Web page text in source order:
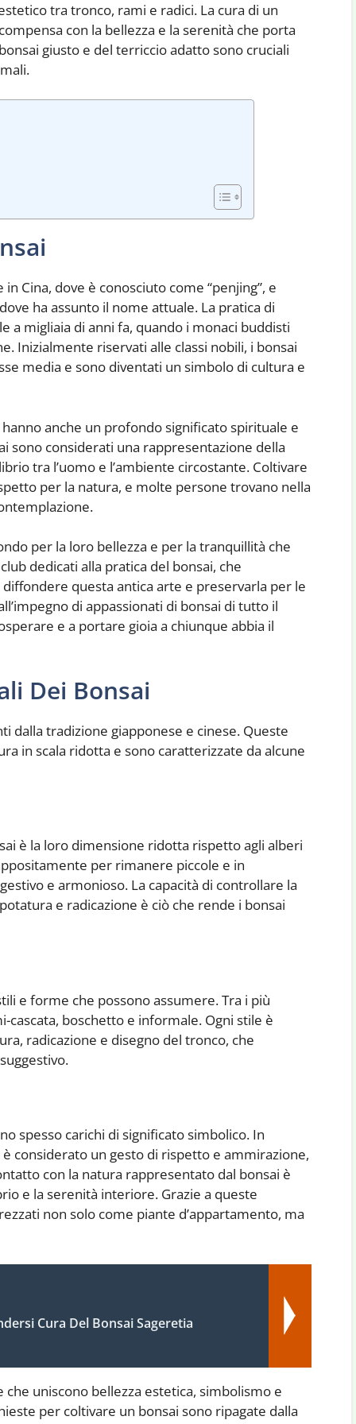
tra tronco, rami e radici. La cura di un
con la bellezza e la serenità che porta
giusto e del terriccio adatto sono cruciali
Cina, dove è conosciuto come “penjing”, e
ha assunto il nome attuale. La pratica di
a migliaia di anni fa, quando i monaci buddisti
Inizialmente riservati alle classi nobili, i bonsai
media e sono diventati un simbolo di cultura e
anche un profondo significato spirituale e
sono considerati una rappresentazione della
tra l’uomo e l’ambiente circostante. Coltivare
per la natura, e molte persone trovano nella
per la loro bellezza e per la tranquillità che
dedicati alla pratica del bonsai, che
questa antica arte e preservarla per le
di appassionati di bonsai di tutto il
e a portare gioia a chiunque abbia il
Dei Bonsai
dalla tradizione giapponese e cinese. Queste
in scala ridotta e sono caratterizzate da alcune
è la loro dimensione ridotta rispetto agli alberi
per rimanere piccole e in
e armonioso. La capacità di controllare la
e radicazione è ciò che rende i bonsai
e forme che possono assumere. Tra i più
cascata, boschetto e informale. Ogni stile è
radicazione e disegno del tronco, che
spesso carichi di significato simbolico. In
considerato un gesto di rispetto e ammirazione,
con la natura rappresentato dal bonsai è
e la serenità interiore. Grazie a queste
non solo come piante d’appartamento, ma
Cura Del Bonsai Sageretia
uniscono bellezza estetica, simbolismo e
per coltivare un bonsai sono ripagate dalla